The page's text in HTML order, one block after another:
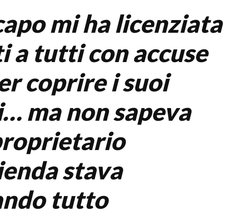
mi ha licenziata
a tutti con accuse
coprire i suoi
ma non sapeva
stava
tutto